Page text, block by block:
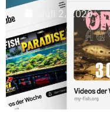
Juli 2, 2026